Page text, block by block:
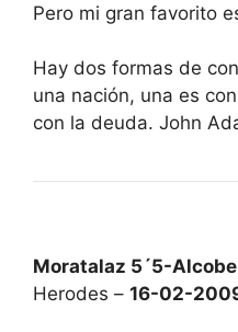
Pero mi gran favorito
Hay dos formas de
una nación, una es
con la deuda. John
Moratalaz 5´5-
Herodes – 16-02-